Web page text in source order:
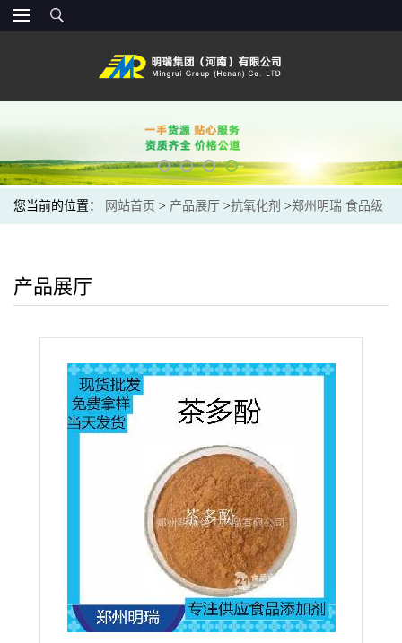
您当前的位置： 网站首页 > 产品展厅 >抗氧化剂 >郑州明瑞 食品级
产品展厅